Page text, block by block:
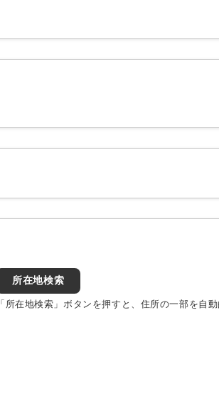
所在地検索
「所在地検索」ボタンを押すと、住所の一部を自動